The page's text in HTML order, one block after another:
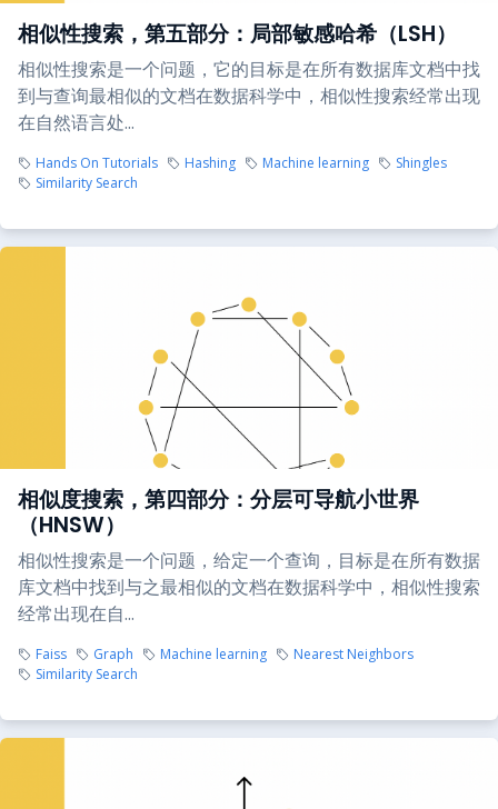
相似性搜索，第五部分：局部敏感哈希（LSH）
相似性搜索是一个问题，它的目标是在所有数据库文档中找
到与查询最相似的文档在数据科学中，相似性搜索经常出现
在自然语言处...
Hands On Tutorials Hashing Machine learning
Shingles
Similarity Search
相似度搜索，第四部分：分层可导航小世界
（HNSW）
相似性搜索是一个问题，给定一个查询，目标是在所有数据
库文档中找到与之最相似的文档在数据科学中，相似性搜索
经常出现在自...
Faiss Graph Machine learning
Nearest Neighbors
Similarity Search